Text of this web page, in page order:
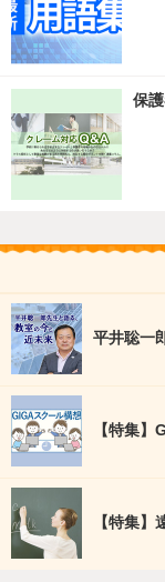
保
平井聡一
【特集】
【特集】